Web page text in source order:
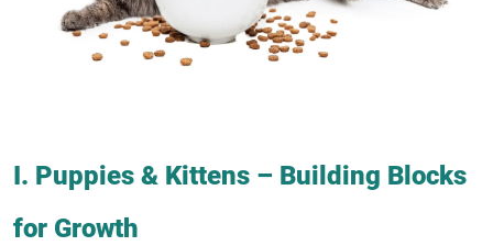
I. Puppies & Kittens – Building Blocks
for Growth